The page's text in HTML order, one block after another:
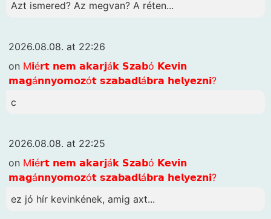
Azt ismered? Az megvan? A réten...
2026.08.08. at 22:26
on M𝗶é𝗿𝘁 𝗻𝗲𝗺 𝗮𝗸𝗮𝗿𝗷á𝗸 𝗦𝘇𝗮𝗯ó 𝗞𝗲𝘃𝗶𝗻
𝗺𝗮𝗴á𝗻𝗻𝘆𝗼𝗺𝗼𝘇ó𝘁 𝘀𝘇𝗮𝗯𝗮𝗱𝗹á𝗯𝗿𝗮 𝗵𝗲𝗹𝘆𝗲𝘇𝗻𝗶?
c
2026.08.08. at 22:25
on M𝗶é𝗿𝘁 𝗻𝗲𝗺 𝗮𝗸𝗮𝗿𝗷á𝗸 𝗦𝘇𝗮𝗯ó 𝗞𝗲𝘃𝗶𝗻
𝗺𝗮𝗴á𝗻𝗻𝘆𝗼𝗺𝗼𝘇ó𝘁 𝘀𝘇𝗮𝗯𝗮𝗱𝗹á𝗯𝗿𝗮 𝗵𝗲𝗹𝘆𝗲𝘇𝗻𝗶?
ez jó hír kevinkének, amig axt...